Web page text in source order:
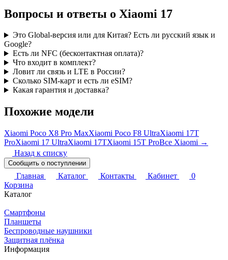
Вопросы и ответы о Xiaomi 17
Это Global-версия или для Китая? Есть ли русский язык и
Google?
Есть ли NFC (бесконтактная оплата)?
Что входит в комплект?
Ловит ли связь и LTE в России?
Сколько SIM-карт и есть ли eSIM?
Какая гарантия и доставка?
Похожие модели
Xiaomi Poco X8 Pro MaxXiaomi Poco F8 UltraXiaomi 17T
ProXiaomi 17 UltraXiaomi 17TXiaomi 15T ProВсе Xiaomi →
Назад к списку
Сообщить о поступлении
Главная Каталог Контакты Кабинет
0
Корзина
Каталог
Смартфоны
Планшеты
Беспроводные наушники
Защитная плёнка
Информация